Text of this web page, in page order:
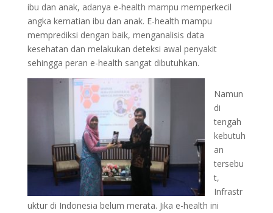
ibu dan anak, adanya e-health mampu memperkecil
angka kematian ibu dan anak. E-health mampu
memprediksi dengan baik, menganalisis data
kesehatan dan melakukan deteksi awal penyakit
sehingga peran e-health sangat dibutuhkan.
Namun
di
tengah
kebutuh
an
tersebu
t,
Infrastr
uktur di Indonesia belum merata. Jika e-health ini